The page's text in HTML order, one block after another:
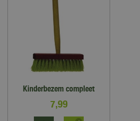
Kinderbezem compleet
7,99